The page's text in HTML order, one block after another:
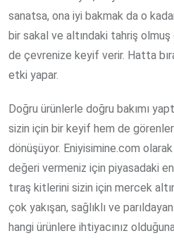
sanatsa, ona iyi bakmak da o
bir sakal ve altındaki tahriş
de çevrenize keyif verir. Hatta
etki yapar.
Doğru ürünlerle doğru bakımı
sizin için bir keyif hem de görenler
dönüşüyor. Eniyisimine.com
değeri vermeniz için piyasadaki en
tıraş kitlerini sizin için mercek
çok yakışan, sağlıklı ve
hangi ürünlere ihtiyacınız